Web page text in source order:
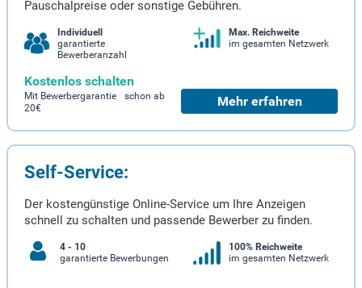
Pauschalpreise oder sonstige Gebühren.
Individuell
garantierte
Bewerberanzahl
Max. Reichweite
im gesamten Netzwerk
Kostenlos schalten
Mit Bewerbergarantie schon ab
20€
Mehr erfahren
Self-Service:
Der kostengünstige Online-Service um Ihre Anzeigen
schnell zu schalten und passende Bewerber zu finden.
4 - 10
garantierte Bewerbungen
100% Reichweite
im gesamten Netzwerk